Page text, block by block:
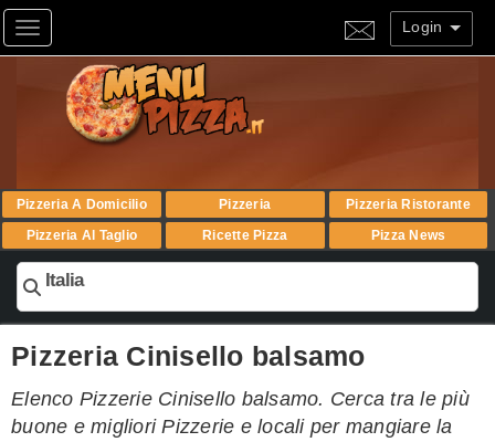
Toggle navigation Login
Pizzeria A Domicilio Pizzeria
Pizzeria Ristorante
Pizzeria Al Taglio
Ricette Pizza Pizza News
Italia
Pizzeria Cinisello balsamo
Elenco Pizzerie Cinisello balsamo. Cerca tra le più
buone e migliori Pizzerie e locali per mangiare la